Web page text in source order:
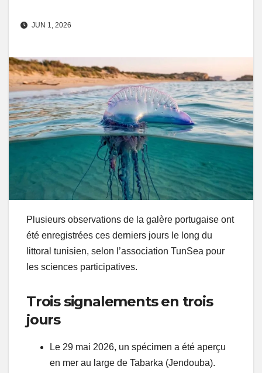
JUN 1, 2026
Plusieurs observations de la galère portugaise ont
été enregistrées ces derniers jours le long du
littoral tunisien, selon l’association TunSea pour
les sciences participatives.
Trois signalements en trois
jours
Le 29 mai 2026, un spécimen a été aperçu
en mer au large de Tabarka (Jendouba).